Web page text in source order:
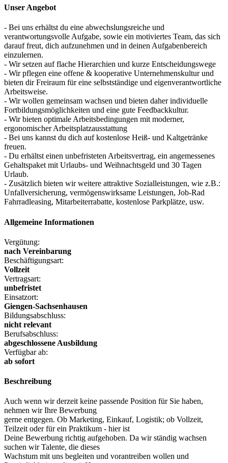
Unser Angebot
- Bei uns erhältst du eine abwechslungsreiche und
verantwortungsvolle Aufgabe, sowie ein motiviertes Team, das sich
darauf freut, dich aufzunehmen und in deinen Aufgabenbereich
einzulernen.
- Wir setzen auf flache Hierarchien und kurze Entscheidungswege
- Wir pflegen eine offene & kooperative Unternehmenskultur und
bieten dir Freiraum für eine selbstständige und eigenverantwortliche
Arbeitsweise.
- Wir wollen gemeinsam wachsen und bieten daher individuelle
Fortbildungsmöglichkeiten und eine gute Feedbackkultur.
- Wir bieten optimale Arbeitsbedingungen mit moderner,
ergonomischer Arbeitsplatzausstattung
- Bei uns kannst du dich auf kostenlose Heiß- und Kaltgetränke
freuen.
- Du erhältst einen unbefristeten Arbeitsvertrag, ein angemessenes
Gehaltspaket mit Urlaubs- und Weihnachtsgeld und 30 Tagen
Urlaub.
- Zusätzlich bieten wir weitere attraktive Sozialleistungen, wie z.B.:
Unfallversicherung, vermögenswirksame Leistungen, Job-Rad
Fahrradleasing, Mitarbeiterrabatte, kostenlose Parkplätze, usw.
Allgemeine Informationen
Vergütung:
nach Vereinbarung
Beschäftigungsart:
Vollzeit
Vertragsart:
unbefristet
Einsatzort:
Giengen-Sachsenhausen
Bildungsabschluss:
nicht relevant
Berufsabschluss:
abgeschlossene Ausbildung
Verfügbar ab:
ab sofort
Beschreibung
Auch wenn wir derzeit keine passende Position für Sie haben,
nehmen wir Ihre Bewerbung
gerne entgegen. Ob Marketing, Einkauf, Logistik; ob Vollzeit,
Teilzeit oder für ein Praktikum - hier ist
Deine Bewerbung richtig aufgehoben. Da wir ständig wachsen
suchen wir Talente, die dieses
Wachstum mit uns begleiten und vorantreiben wollen und